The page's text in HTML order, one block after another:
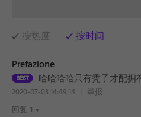
按热度
按时间
Prefazione
哈哈哈哈只有秃子才配拥
2020-07-03 14:49:14
举报
回复 1